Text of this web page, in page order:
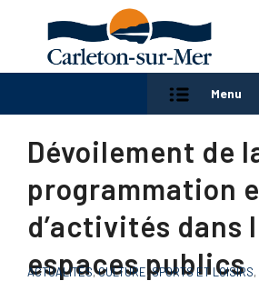
Menu
Dévoilement de
programmation
d’activités dans
espaces publics
ACTUALITÉS,CULTURE,SPORTS ET LOISIRS,